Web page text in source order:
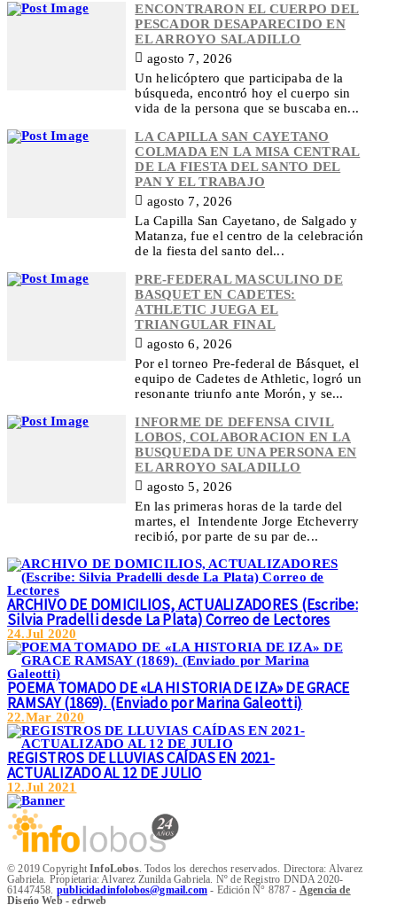
ENCONTRARON EL CUERPO DEL
PESCADOR DESAPARECIDO EN
EL ARROYO SALADILLO
agosto 7, 2026
Un helicóptero que participaba de la
búsqueda, encontró hoy el cuerpo sin
vida de la persona que se buscaba en...
LA CAPILLA SAN CAYETANO
COLMADA EN LA MISA CENTRAL
DE LA FIESTA DEL SANTO DEL
PAN Y EL TRABAJO
agosto 7, 2026
La Capilla San Cayetano, de Salgado y
Matanza, fue el centro de la celebración
de la fiesta del santo del...
PRE-FEDERAL MASCULINO DE
BASQUET EN CADETES:
ATHLETIC JUEGA EL
TRIANGULAR FINAL
agosto 6, 2026
Por el torneo Pre-federal de Básquet, el
equipo de Cadetes de Athletic, logró un
resonante triunfo ante Morón, y se...
INFORME DE DEFENSA CIVIL
LOBOS, COLABORACION EN LA
BUSQUEDA DE UNA PERSONA EN
EL ARROYO SALADILLO
agosto 5, 2026
En las primeras horas de la tarde del
martes, el Intendente Jorge Etcheverry
recibió, por parte de su par de...
ARCHIVO DE DOMICILIOS, ACTUALIZADORES (Escribe:
Silvia Pradelli desde La Plata) Correo de Lectores
24.Jul 2020
POEMA TOMADO DE «LA HISTORIA DE IZA» DE GRACE
RAMSAY (1869). (Enviado por Marina Galeotti)
22.Mar 2020
REGISTROS DE LLUVIAS CAÍDAS EN 2021-
ACTUALIZADO AL 12 DE JULIO
12.Jul 2021
© 2019 CopyrightInfoLobos. Todos los derechos reservados. Directora: Alvarez
Gabriela. Propietaria: Alvarez Zunilda Gabriela. Nº de Registro DNDA 2020-
61447458. publicidadinfolobos@gmail.com - Edición N° 8787 - Agencia de
Diseńo Web - edrweb